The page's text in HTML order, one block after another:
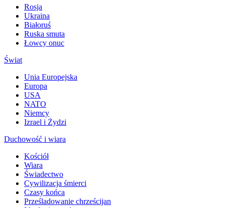
Rosja
Ukraina
Białoruś
Ruska smuta
Łowcy onuc
Świat
Unia Europejska
Europa
USA
NATO
Niemcy
Izrael i Żydzi
Duchowość i wiara
Kościół
Wiara
Świadectwo
Cywilizacja śmierci
Czasy końca
Prześladowanie chrześcijan